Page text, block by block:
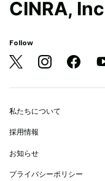
CINRA,
Follow
私たちについて
採用情報
お知らせ
プライバシーポリシー